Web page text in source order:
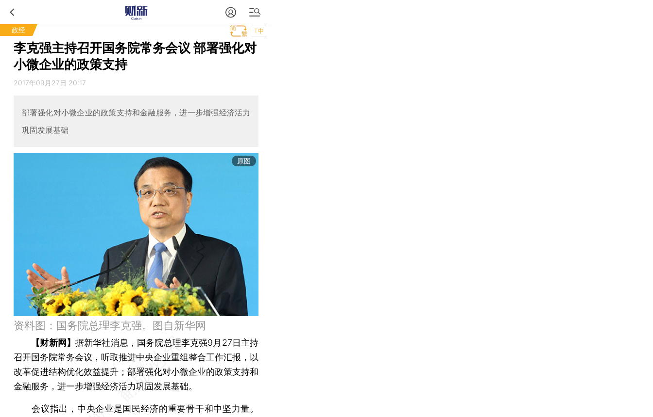
政经 T中
李克强主持召开国务院常务会议 部署强化对
小微企业的政策支持
2017年09月27日 20:17
部署强化对小微企业的政策支持和金融服务，进一步增强经济活力
巩固发展基础
原图
资料图：国务院总理李克强。图自新华网
【财新网】据新华社消息，国务院总理李克强9月27日主持
召开国务院常务会议，听取推进中央企业重组整合工作汇报，以
改革促进结构优化效益提升；部署强化对小微企业的政策支持和
金融服务，进一步增强经济活力巩固发展基础。
会议指出，中央企业是国民经济的重要骨干和中坚力量。